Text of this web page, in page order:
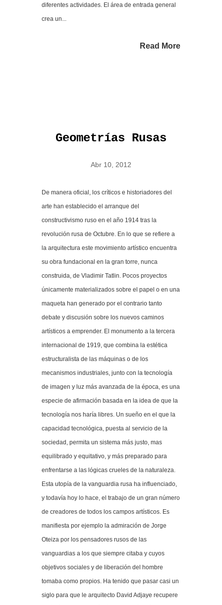
diferentes actividades. El área de entrada general
crea un...
Read More
Geometrías Rusas
Abr 10, 2012
De manera oficial, los críticos e historiadores del
arte han establecido el arranque del
constructivismo ruso en el año 1914 tras la
revolución rusa de Octubre. En lo que se refiere a
la arquitectura este movimiento artístico encuentra
su obra fundacional en la gran torre, nunca
construida, de Vladimir Tatlin. Pocos proyectos
únicamente materializados sobre el papel o en una
maqueta han generado por el contrario tanto
debate y discusión sobre los nuevos caminos
artísticos a emprender. El monumento a la tercera
internacional de 1919, que combina la estética
estructuralista de las máquinas o de los
mecanismos industriales, junto con la tecnología
de imagen y luz más avanzada de la época, es una
especie de afirmación basada en la idea de que la
tecnología nos haría libres. Un sueño en el que la
capacidad tecnológica, puesta al servicio de la
sociedad, permita un sistema más justo, mas
equilibrado y equitativo, y más preparado para
enfrentarse a las lógicas crueles de la naturaleza.
Esta utopía de la vanguardia rusa ha influenciado,
y todavía hoy lo hace, el trabajo de un gran número
de creadores de todos los campos artísticos. Es
manifiesta por ejemplo la admiración de Jorge
Oteiza por los pensadores rusos de las
vanguardias a los que siempre citaba y cuyos
objetivos sociales y de liberación del hombre
tomaba como propios. Ha tenido que pasar casi un
siglo para que le arquitecto David Adjaye recupere